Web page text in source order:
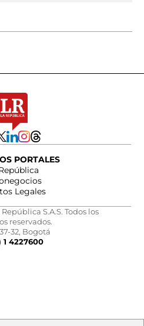
PORTALES
Legales
S.A.S. Todos los
reservados.
32, Bogotá
1 4227600